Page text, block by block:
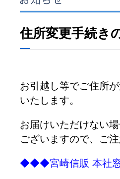
住所変更手続き
お引越し等でご住所
いたします。
お届けいただけない
ございますので、ご注
◆◆◆宮崎信販 本社